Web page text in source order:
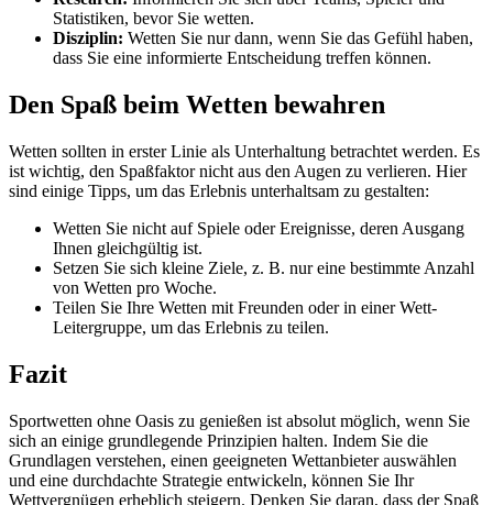
Statistiken, bevor Sie wetten.
Disziplin: Wetten Sie nur dann, wenn Sie das Gefühl haben,
dass Sie eine informierte Entscheidung treffen können.
Den Spaß beim Wetten bewahren
Wetten sollten in erster Linie als Unterhaltung betrachtet werden. Es
ist wichtig, den Spaßfaktor nicht aus den Augen zu verlieren. Hier
sind einige Tipps, um das Erlebnis unterhaltsam zu gestalten:
Wetten Sie nicht auf Spiele oder Ereignisse, deren Ausgang
Ihnen gleichgültig ist.
Setzen Sie sich kleine Ziele, z. B. nur eine bestimmte Anzahl
von Wetten pro Woche.
Teilen Sie Ihre Wetten mit Freunden oder in einer Wett-
Leitergruppe, um das Erlebnis zu teilen.
Fazit
Sportwetten ohne Oasis zu genießen ist absolut möglich, wenn Sie
sich an einige grundlegende Prinzipien halten. Indem Sie die
Grundlagen verstehen, einen geeigneten Wettanbieter auswählen
und eine durchdachte Strategie entwickeln, können Sie Ihr
Wettvergnügen erheblich steigern. Denken Sie daran, dass der Spaß